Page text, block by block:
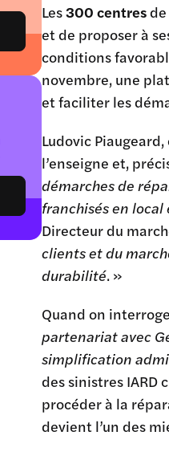
Les300 centresde
et de proposer à
conditions
novembre, une
et faciliter les
Ludovic
l’enseigne et,
démarches de
franchisés en
Directeur du
clients et du
durabilité. »
Quand on
partenariat avec
simplification
des sinistres IARD
procéder à la
devient l’un des